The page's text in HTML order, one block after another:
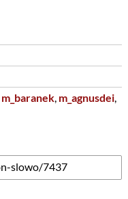
m_baranek, m_agnusdei,